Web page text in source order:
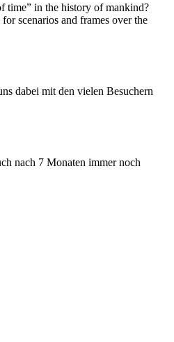
time” in the history of mankind?
scenarios and frames over the
dabei mit den vielen Besuchern
nach 7 Monaten immer noch